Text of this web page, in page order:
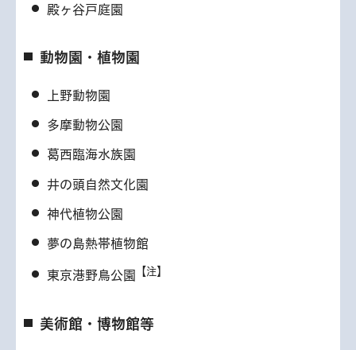
殿ヶ谷戸庭園
動物園・植物園
上野動物園
多摩動物公園
葛西臨海水族園
井の頭自然文化園
神代植物公園
夢の島熱帯植物館
東京港野鳥公園 【注】
美術館・博物館等